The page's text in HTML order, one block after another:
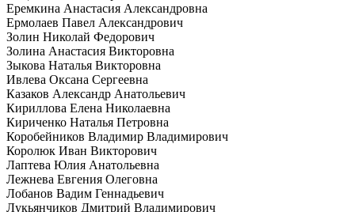
Еремкина Анастасия Александровна
Ермолаев Павел Александрович
Золин Николай Федорович
Золина Анастасия Викторовна
Зыкова Наталья Викторовна
Ивлева Оксана Сергеевна
Казаков Александр Анатольевич
Кириллова Елена Николаевна
Кириченко Наталья Петровна
Коробейников Владимир Владимирович
Королюк Иван Викторович
Лаптева Юлия Анатольевна
Лежнева Евгения Олеговна
Лобанов Вадим Геннадьевич
Лукьянчиков Дмитрий Владимирович